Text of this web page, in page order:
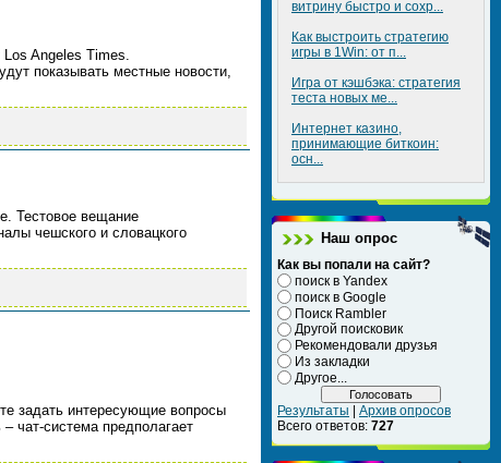
Angeles Times.
показывать местные новости,
Тестовое вещание
чешского и словацкого
задать интересующие вопросы
чат-система предполагает
витрину быстро и сохр...
Как выстроить стратегию
игры в 1Win: от п...
Игра от кэшбэка: стратегия
теста новых ме...
Интернет казино,
принимающие биткоин:
осн...
Наш опрос
Как вы попали на сайт?
поиск в Yandex
поиск в Google
Поиск Rambler
Другой поисковик
Рекомендовали друзья
Из закладки
Другое...
Результаты | Архив опросов
Всего ответов: 727